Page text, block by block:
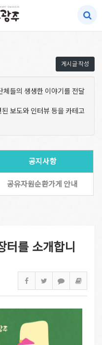
게시글 작성
체들의 생생한 이야기를 전달
보도와 인터뷰 등을 카테고
공지사항
공유자원순환가게 안내
터를 소개합니